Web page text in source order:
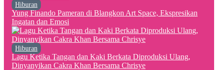
Hiburan
Yung Finando Pameran di Blangkon Art Space, Ekspresikan
Ingatan dan Emosi
Hiburan
Lagu Ketika Tangan dan Kaki Berkata Diproduksi Ulang,
Dinyanyikan Cakra Khan Bersama Chrisye